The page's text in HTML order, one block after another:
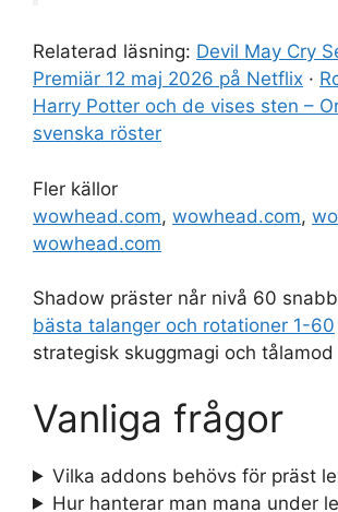
Relaterad läsning: Devil May Cry
Premiär 12 maj 2026 på Netflix ·
Harry Potter och de vises sten –
svenska röster
Fler källor
wowhead.com, wowhead.com,
wowhead.com
Shadow präster når nivå 60
bästa talanger och rotationer 1-60
strategisk skuggmagi och tålamod
Vanliga frågor
Vilka addons behövs för präst
Hur hanterar man mana under